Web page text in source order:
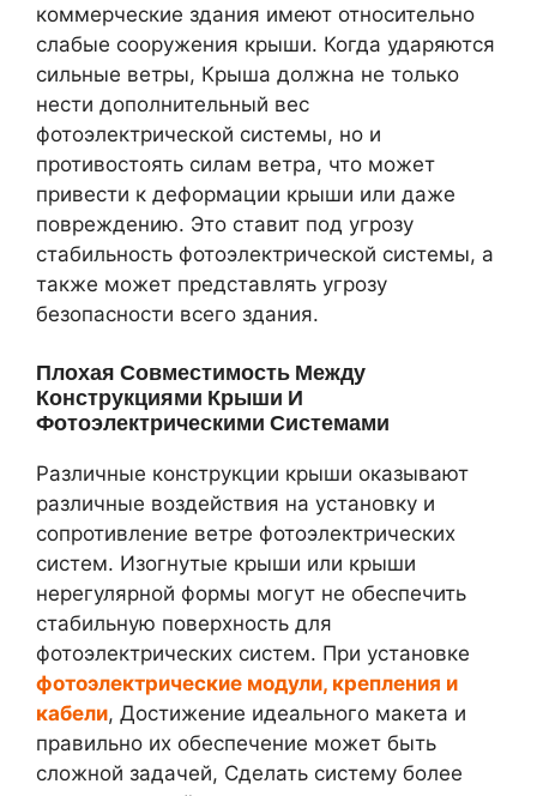
коммерческие здания имеют относительно
слабые сооружения крыши. Когда ударяются
сильные ветры, Крыша должна не только
нести дополнительный вес
фотоэлектрической системы, но и
противостоять силам ветра, что может
привести к деформации крыши или даже
повреждению. Это ставит под угрозу
стабильность фотоэлектрической системы, а
также может представлять угрозу
безопасности всего здания.
Плохая Совместимость Между
Конструкциями Крыши И
Фотоэлектрическими Системами
Различные конструкции крыши оказывают
различные воздействия на установку и
сопротивление ветре фотоэлектрических
систем. Изогнутые крыши или крыши
нерегулярной формы могут не обеспечить
стабильную поверхность для
фотоэлектрических систем. При установке
фотоэлектрические модули, крепления и
кабели, Достижение идеального макета и
правильно их обеспечение может быть
сложной задачей, Сделать систему более